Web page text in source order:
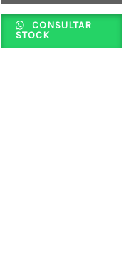
CONSULTAR
STOCK